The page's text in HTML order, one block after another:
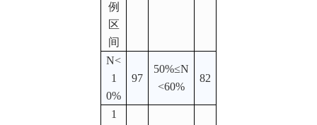
例
区
间
N<
1
0%
97
50%≤N
<60%
82
1